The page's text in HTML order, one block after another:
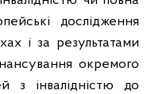
дослідження
і за результатами
окремого
з інвалідністю до